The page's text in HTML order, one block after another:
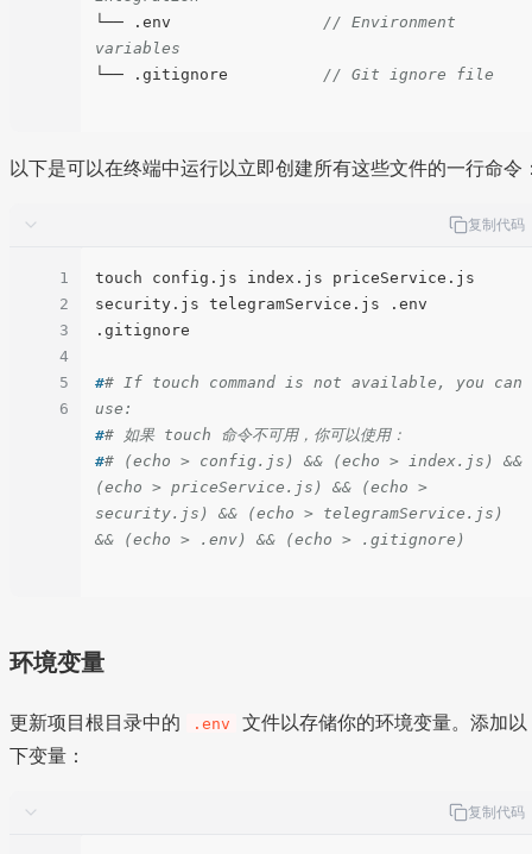
└── .env // Environment
variables
└── .gitignore // Git ignore file
以下是可以在终端中运行以立即创建所有这些文件的一行命令
复制代码
1
2
3
4
5
6
touch config.js index.js priceService.js
security.js telegramService.js .env
## If touch command is not available, you can
use:
## 如果 touch 命令不可用，你可以使用：
## (echo > config.js) && (echo > index.js) &&
(echo > priceService.js) && (echo >
security.js) && (echo > telegramService.js)
&& (echo > .env) && (echo > .gitignore)
环境变量
更新项目根目录中的 .env
文件以存储你的环境变量。添加以
下变量：
复制代码